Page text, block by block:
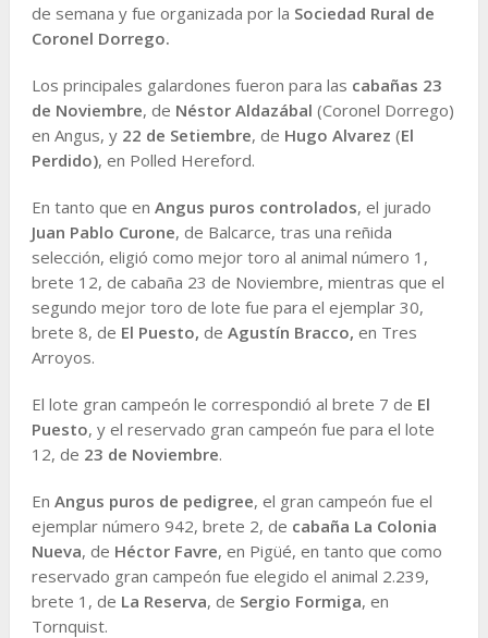
de semana y fue organizada por la Sociedad Rural de
Coronel Dorrego.
Los principales galardones fueron para las cabañas 23
de Noviembre, de Néstor Aldazábal (Coronel Dorrego)
en Angus, y 22 de Setiembre, de Hugo Alvarez (El
Perdido), en Polled Hereford.
En tanto que en Angus puros controlados, el jurado
Juan Pablo Curone, de Balcarce, tras una reñida
selección, eligió como mejor toro al animal número 1,
brete 12, de cabaña 23 de Noviembre, mientras que el
segundo mejor toro de lote fue para el ejemplar 30,
brete 8, de El Puesto, de Agustín Bracco, en Tres
Arroyos.
El lote gran campeón le correspondió al brete 7 de El
Puesto, y el reservado gran campeón fue para el lote
12, de 23 de Noviembre.
En Angus puros de pedigree, el gran campeón fue el
ejemplar número 942, brete 2, de cabaña La Colonia
Nueva, de Héctor Favre, en Pigüé, en tanto que como
reservado gran campeón fue elegido el animal 2.239,
brete 1, de La Reserva, de Sergio Formiga, en
Tornquist.